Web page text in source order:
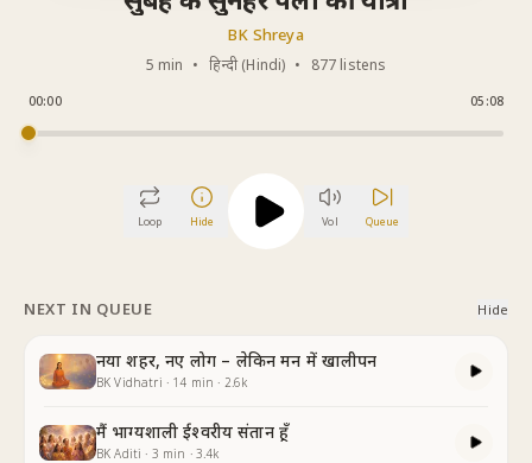
BK Shreya
5 min • हिन्दी (Hindi) • 877 listens
00:00 05:08
Loop Hide Vol Queue
NEXT IN QUEUE Hide
नया शहर, नए लोग – लेकिन मन में खालीपन
BK Vidhatri · 14 min · 2.6k
मैं भाग्यशाली ईश्वरीय संतान हूँ
BK Aditi · 3 min · 3.4k